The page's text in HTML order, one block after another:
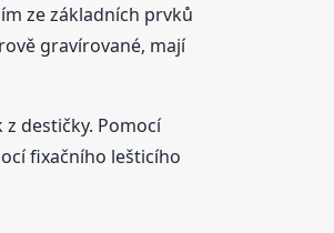
ze základních prvků
gravírované, mají
destičky. Pomocí
fixačního lešticího